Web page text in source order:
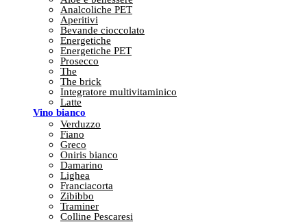
Analcoliche PET
Aperitivi
Bevande cioccolato
Energetiche
Energetiche PET
Prosecco
The
The brick
Integratore multivitaminico
Latte
Vino bianco
Verduzzo
Fiano
Greco
Oniris bianco
Damarino
Lighea
Franciacorta
Zibibbo
Traminer
Colline Pescaresi